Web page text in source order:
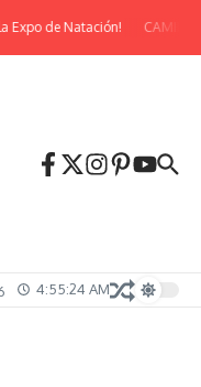
de Natación! CAMINATA
4:55:25 AM